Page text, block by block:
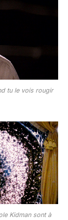
tu le vois rougir
Kidman sont à